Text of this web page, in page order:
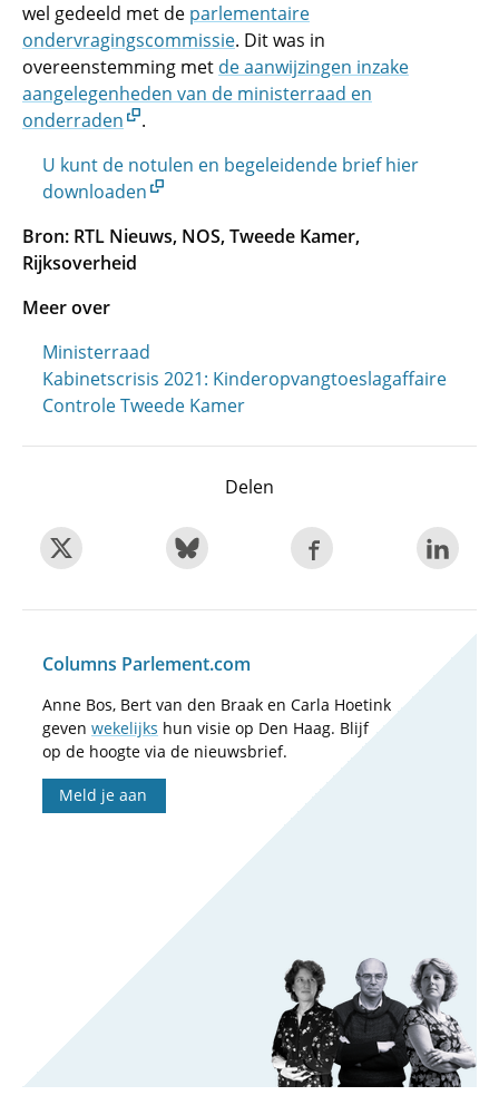
wel gedeeld met de parlementaire
ondervragingscommissie. Dit was in
overeenstemming met de aanwijzingen inzake
aangelegenheden van de ministerraad en
onderraden
.
U kunt de notulen en begeleidende brief hier
downloaden
Bron: RTL Nieuws, NOS, Tweede Kamer,
Rijksoverheid
Meer over
Ministerraad
Kabinetscrisis 2021: Kinderopvangtoeslagaffaire
Controle Tweede Kamer
Delen
Columns Parlement.com
Anne Bos, Bert van den Braak en Carla Hoetink
geven wekelijks hun visie op Den Haag. Blijf
op de hoogte via de nieuwsbrief.
Meld je aan